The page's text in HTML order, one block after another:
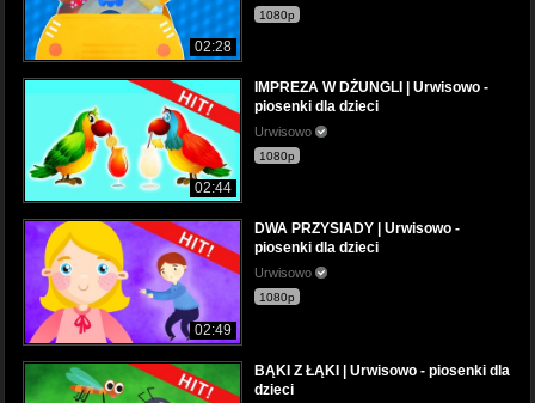
02:28
1080p
02:44
IMPREZA W DŻUNGLI | Urwisowo -
piosenki dla dzieci
Urwisowo
1080p
02:49
DWA PRZYSIADY | Urwisowo -
piosenki dla dzieci
Urwisowo
1080p
BĄKI Z ŁĄKI | Urwisowo - piosenki dla
dzieci